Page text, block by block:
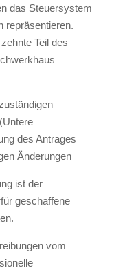
das Steuersystem
repräsentieren.
Teil des
des Antrages
Änderungen
ist der
geschaffene
vom